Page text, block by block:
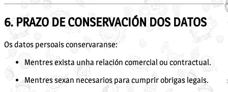
6. PRAZO DE CONSERVACIÓN DOS DATOS
Os datos persoais conservaranse:
Mentres exista unha relación comercial ou contractual.
Mentres sexan necesarios para cumprir obrigas legais.